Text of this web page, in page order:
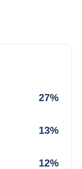
27%
13%
12%